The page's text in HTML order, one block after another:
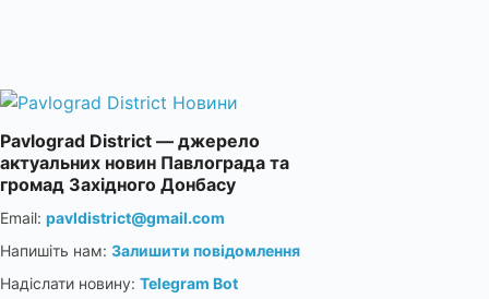
Pavlograd District — джерело
актуальних новин Павлограда та
громад Західного Донбасу
Email: pavldistrict@gmail.com
Напишіть нам: Залишити повідомлення
Надіслати новину: Telegram Bot